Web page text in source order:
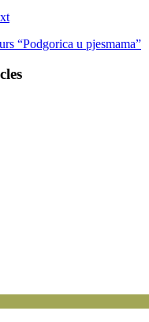
“Podgorica u pjesmama”